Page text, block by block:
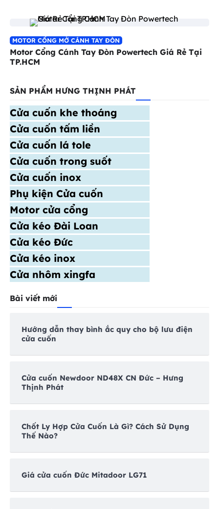
MOTOR CỔNG MỞ CÁNH TAY ĐÒN
Motor Cổng Cánh Tay Đòn Powertech Giá Rẻ Tại
TP.HCM
SẢN PHẨM HƯNG THỊNH PHÁT
Cửa cuốn khe thoáng
Cửa cuốn tấm liền
Cửa cuốn lá tole
Cửa cuốn trong suốt
Cửa cuốn inox
Phụ kiện Cửa cuốn
Motor cửa cổng
Cửa kéo Đài Loan
Cửa kéo Đức
Cửa kéo inox
Cửa nhôm xingfa
Bài viết mới
Hướng dẫn thay bình ắc quy cho bộ lưu điện
cửa cuốn
Cửa cuốn Newdoor ND48X CN Đức – Hưng
Thịnh Phát
Chốt Ly Hợp Cửa Cuốn Là Gì? Cách Sử Dụng
Thế Nào?
Giá cửa cuốn Đức Mitadoor LG71